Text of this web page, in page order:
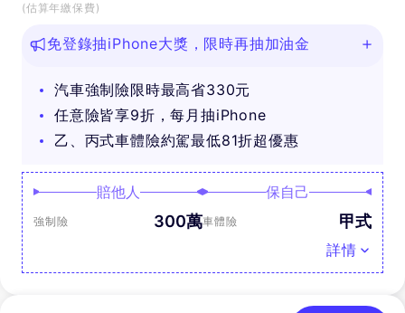
(估算年繳保費)
免登錄抽iPhone大獎，限時再抽加油金
汽車強制險限時最高省330元
任意險皆享9折，每月抽iPhone
乙、丙式車體險約駕最低81折超優惠
賠他人
強制險 300萬
保自己
車體險 甲式
詳情